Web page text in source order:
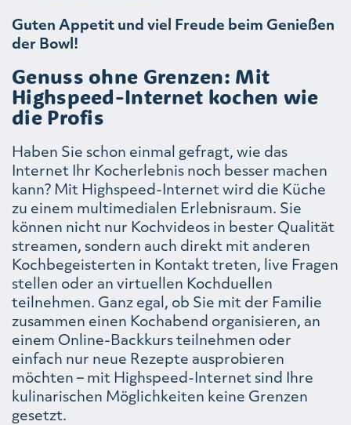
Guten Appetit und viel Freude beim Genießen
der Bowl!
Genuss ohne Grenzen: Mit
Highspeed-Internet kochen wie
die Profis
Haben Sie schon einmal gefragt, wie das
Internet Ihr Kocherlebnis noch besser machen
kann? Mit Highspeed-Internet wird die Küche
zu einem multimedialen Erlebnisraum. Sie
können nicht nur Kochvideos in bester Qualität
streamen, sondern auch direkt mit anderen
Kochbegeisterten in Kontakt treten, live Fragen
stellen oder an virtuellen Kochduellen
teilnehmen. Ganz egal, ob Sie mit der Familie
zusammen einen Kochabend organisieren, an
einem Online-Backkurs teilnehmen oder
einfach nur neue Rezepte ausprobieren
möchten – mit Highspeed-Internet sind Ihre
kulinarischen Möglichkeiten keine Grenzen
gesetzt.